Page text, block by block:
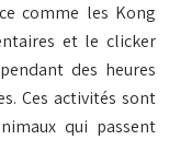
comme les Kong
et le clicker
des heures
Ces activités sont
qui passent